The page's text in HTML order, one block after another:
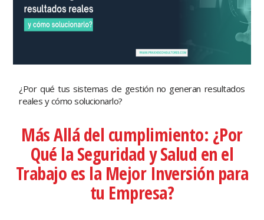
¿Por qué tus sistemas de gestión no generan resultados
reales y cómo solucionarlo?
Más Allá del cumplimiento: ¿Por
Qué la Seguridad y Salud en el
Trabajo es la Mejor Inversión para
tu Empresa?